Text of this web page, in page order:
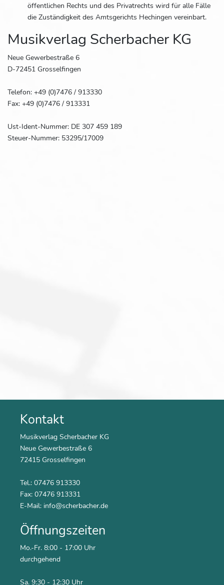
öffentlichen Rechts und des Privatrechts wird für alle Fälle
die Zuständigkeit des Amtsgerichts Hechingen vereinbart.
Musikverlag Scherbacher KG
Neue Gewerbestraße 6
D-72451 Grosselfingen
Telefon: +49 (0)7476 / 913330
Fax: +49 (0)7476 / 913331
Ust-Ident-Nummer: DE 307 459 189
Steuer-Nummer: 53295/17009
Kontakt
Musikverlag Scherbacher KG
Neue Gewerbestraße 6
72415 Grosselfingen
Tel.: 07476 913330
Fax: 07476 913331
E-Mail: info@scherbacher.de
Öffnungszeiten
Mo.-Fr. 8:00 - 17:00 Uhr
durchgehend
Sa. 9:30 - 12:30 Uhr